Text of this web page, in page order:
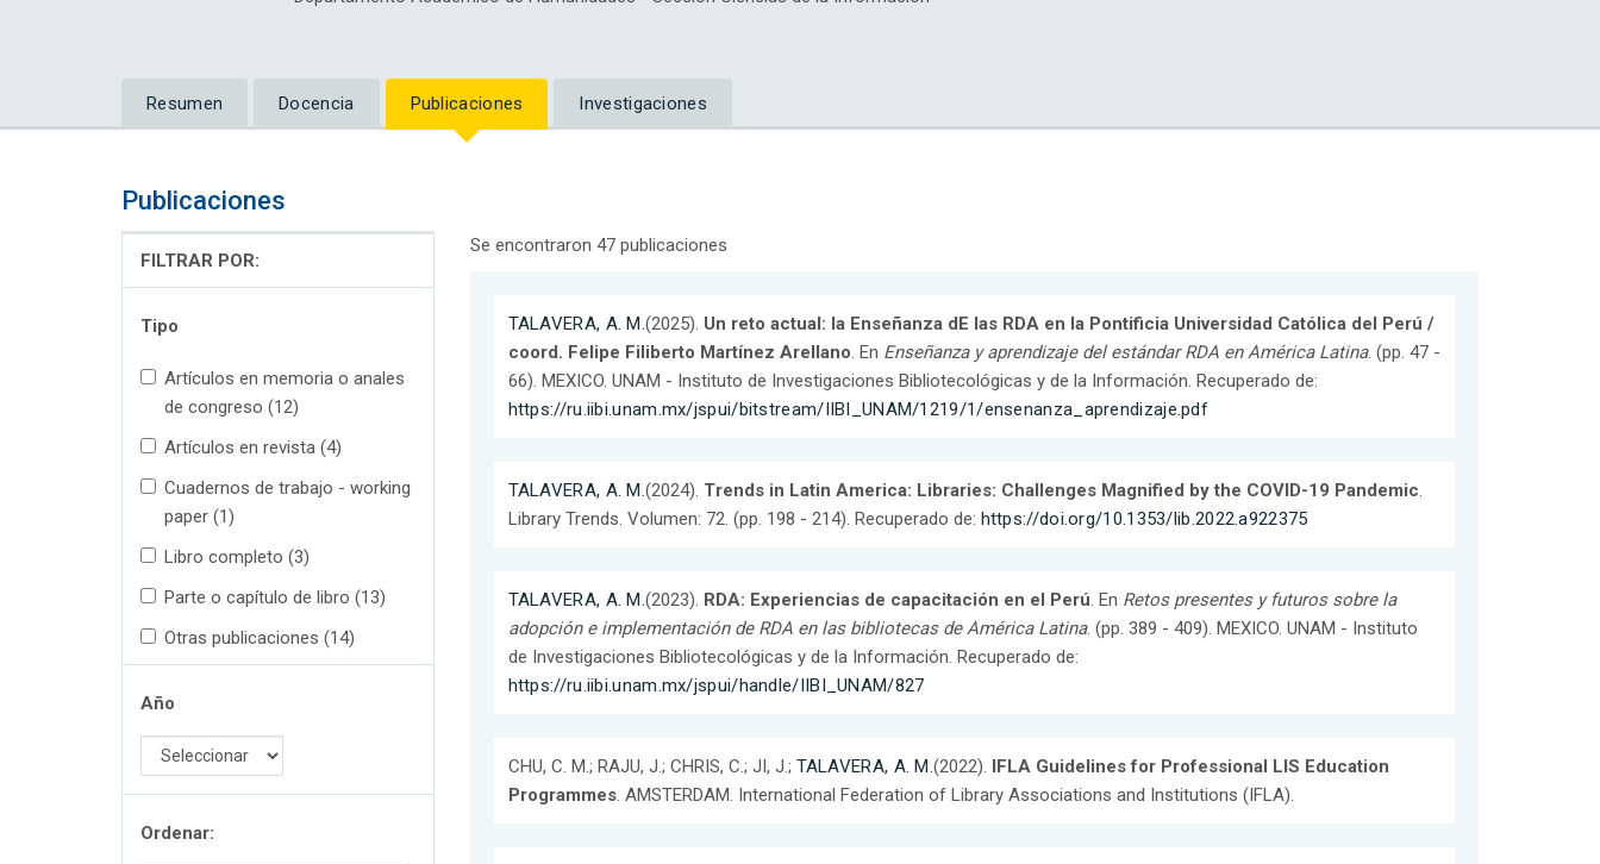
Resumen Docencia Publicaciones Investigaciones
Publicaciones
FILTRAR POR:
Tipo
Artículos en memoria o anales
de congreso (12)
Artículos en revista (4)
Cuadernos de trabajo - working
paper (1)
Libro completo (3)
Parte o capítulo de libro (13)
Otras publicaciones (14)
Año
Ordenar:
Se encontraron 47 publicaciones
TALAVERA, A. M.(2025). Un reto actual: la Enseñanza dE las RDA en la Pontificia Universidad Católica del Perú /
coord. Felipe Filiberto Martínez Arellano. En Enseñanza y aprendizaje del estándar RDA en América Latina. (pp. 47 -
66). MEXICO. UNAM - Instituto de Investigaciones Bibliotecológicas y de la Información. Recuperado de:
https://ru.iibi.unam.mx/jspui/bitstream/IIBI_UNAM/1219/1/ensenanza_aprendizaje.pdf
TALAVERA, A. M.(2024). Trends in Latin America: Libraries: Challenges Magnified by the COVID-19 Pandemic.
Library Trends. Volumen: 72. (pp. 198 - 214). Recuperado de: https://doi.org/10.1353/lib.2022.a922375
TALAVERA, A. M.(2023). RDA: Experiencias de capacitación en el Perú. En Retos presentes y futuros sobre la
adopción e implementación de RDA en las bibliotecas de América Latina. (pp. 389 - 409). MEXICO. UNAM - Instituto
de Investigaciones Bibliotecológicas y de la Información. Recuperado de:
https://ru.iibi.unam.mx/jspui/handle/IIBI_UNAM/827
CHU, C. M.; RAJU, J.; CHRIS, C.; JI, J.; TALAVERA, A. M.(2022).
IFLA Guidelines for Professional LIS Education
Programmes. AMSTERDAM. International Federation of Library Associations and Institutions (IFLA).